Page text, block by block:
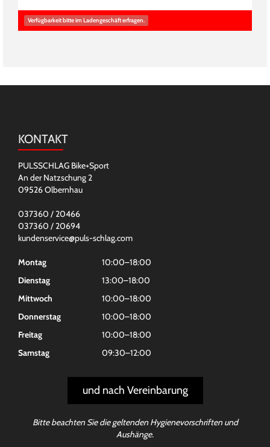
Verfügbarkeit bitte im Ladengeschäft erfragen.
KONTAKT
PULSSCHLAG Bike+Sport
An der Natzschung 2
09526 Olbernhau
037360 / 20466
037360 / 20694
kundenservice@puls-schlag.com
Montag
10:00–18:00
Dienstag
13:00–18:00
Mittwoch
10:00–18:00
Donnerstag
10:00–18:00
Freitag
10:00–18:00
Samstag
09:30–12:00
und nach Vereinbarung
Bitte beachten Sie die geltenden Hygienevorschriften und
Aushänge.